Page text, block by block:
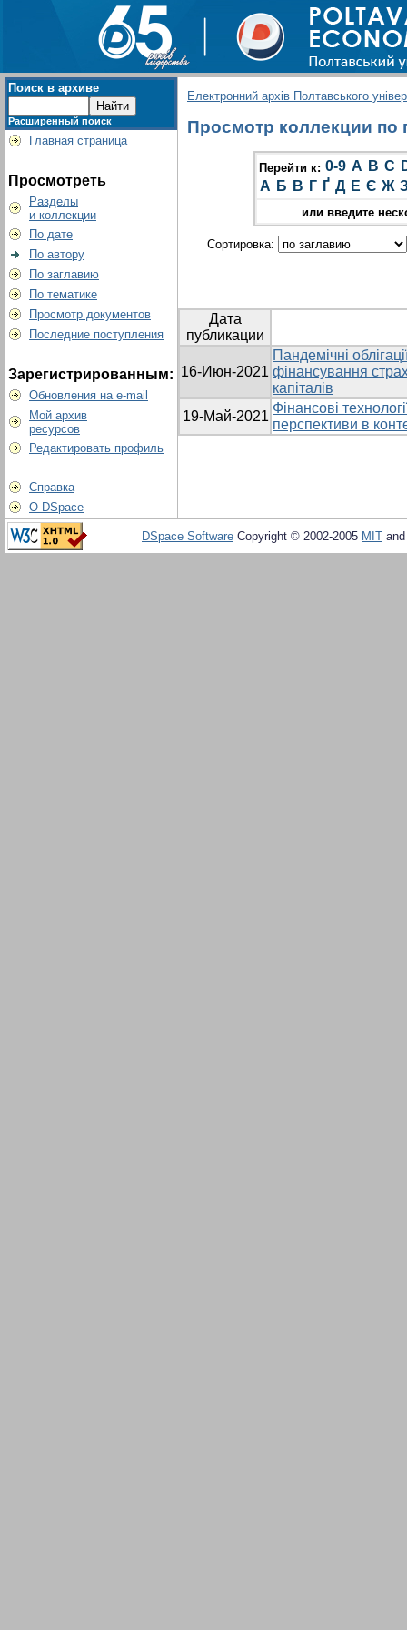
Поиск в архиве
Расширенный поиск
Главная страница
Просмотреть
Разделы
и коллекции
По дате
По автору
По заглавию
По тематике
Просмотр документов
Последние поступления
Зарегистрированным:
Обновления на e-mail
Мой архив
ресурсов
Редактировать профиль
Справка
О DSpace
Електронний архів Полтавського
Просмотр коллекции по
Перейти к: 0-9 A B C
А Б В Г Ґ Д Е Є Ж
или введите
Сортировка:
Дата
публикации
16-Июн-2021
Пандемічні
фінансування
капіталів
19-Май-2021
Фінансові
перспективи в
DSpace Software Copyright © 2002-2005 MIT